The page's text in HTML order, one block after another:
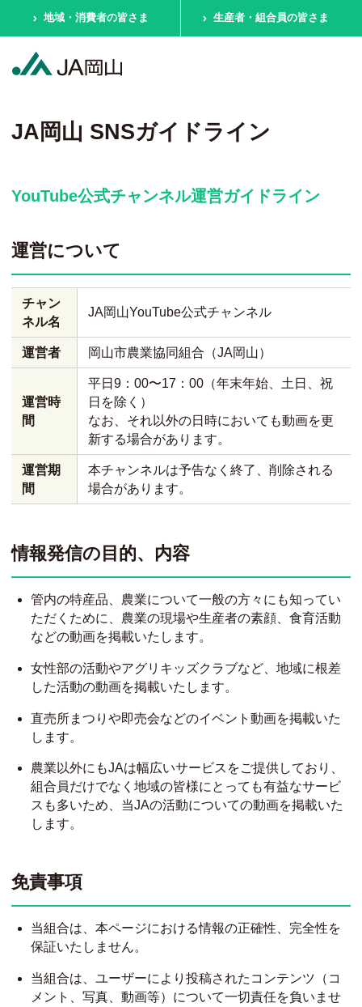
地域・消費者の皆さま 生産者・組合員の皆さま
JA岡山 SNSガイドライン
YouTube公式チャンネル運営ガイドライン
運営について
チャン
ネル名
JA岡山YouTube公式チャンネル
運営者 岡山市農業協同組合（JA岡山）
運営時
間
平日9：00〜17：00（年末年始、土日、祝
日を除く）
なお、それ以外の日時においても動画を更
新する場合があります。
運営期
間
本チャンネルは予告なく終了、削除される
場合があります。
情報発信の目的、内容
管内の特産品、農業について一般の方々にも知ってい
ただくために、農業の現場や生産者の素顔、食育活動
などの動画を掲載いたします。
女性部の活動やアグリキッズクラブなど、地域に根差
した活動の動画を掲載いたします。
直売所まつりや即売会などのイベント動画を掲載いた
します。
農業以外にもJAは幅広いサービスをご提供しており、
組合員だけでなく地域の皆様にとっても有益なサービ
スも多いため、当JAの活動についての動画を掲載いた
します。
免責事項
当組合は、本ページにおける情報の正確性、完全性を
保証いたしません。
当組合は、ユーザーにより投稿されたコンテンツ（コ
メント、写真、動画等）について一切責任を負いませ